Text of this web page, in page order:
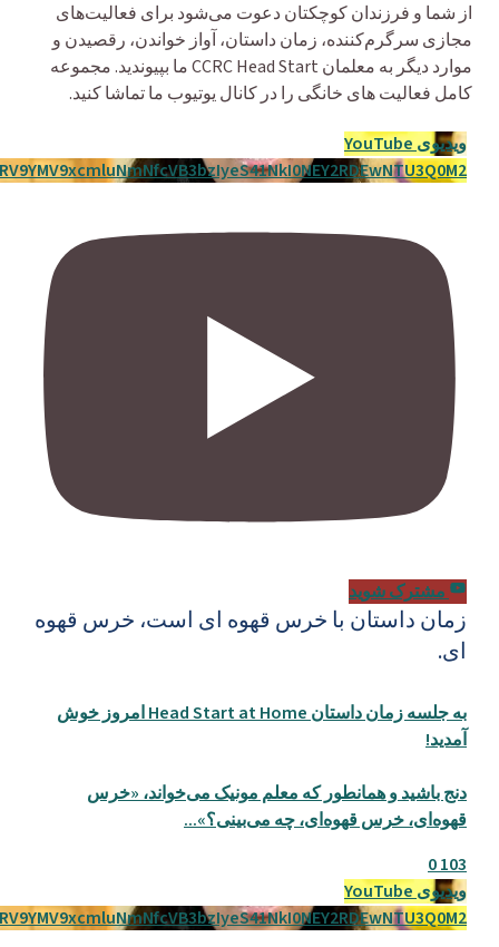
از شما و فرزندان کوچکتان دعوت می‌شود برای فعالیت‌های
مجازی سرگرم‌کننده، زمان داستان، آواز خواندن، رقصیدن و
موارد دیگر به معلمان CCRC Head Start ما بپیوندید. مجموعه
کامل فعالیت های خانگی را در کانال یوتیوب ما تماشا کنید.
ویدیوی YouTube
مشترک شوید
زمان داستان با خرس قهوه ای است، خرس قهوه
ای.
به جلسه زمان داستان Head Start at Home امروز خوش
آمدید!
دنج باشید و همانطور که معلم مونیک می‌خواند، «خرس
قهوه‌ای، خرس قهوه‌ای، چه می‌بینی؟»...
103
0
ویدیوی YouTube